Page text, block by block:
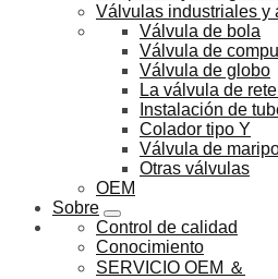
Válvulas industriales y
Válvula de bola
Válvula de
Válvula de globo
La válvula de
Instalación de
Colador tipo Y
Válvula de
Otras válvulas
OEM
Sobre
Control de calidad
Conocimiento
SERVICIO OEM ＆